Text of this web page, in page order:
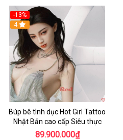
-13%
4
Búp bê tình dục Hot Girl Tattoo
Nhật Bản cao cấp Siêu thực
89.900.000₫